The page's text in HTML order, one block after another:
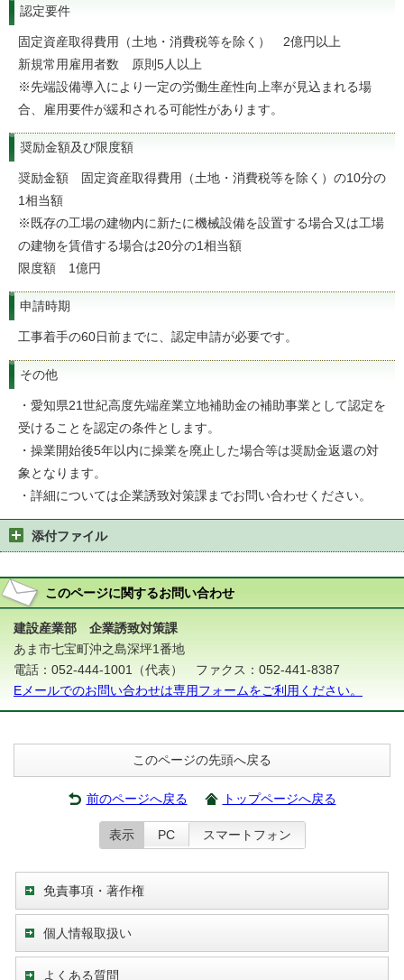
認定要件
固定資産取得費用（土地・消費税等を除く） 2億円以上
新規常用雇用者数 原則5人以上
※先端設備導入により一定の労働生産性向上率が見込まれる場
合、雇用要件が緩和される可能性があります。
奨励金額及び限度額
奨励金額 固定資産取得費用（土地・消費税等を除く）の10分の
1相当額
※既存の工場の建物内に新たに機械設備を設置する場合又は工場
の建物を賃借する場合は20分の1相当額
限度額 1億円
申請時期
工事着手の60日前までに、認定申請が必要です。
その他
・愛知県21世紀高度先端産業立地補助金の補助事業として認定を
受けることを認定の条件とします。
・操業開始後5年以内に操業を廃止した場合等は奨励金返還の対
象となります。
・詳細については企業誘致対策課までお問い合わせください。
添付ファイル
このページに関するお問い合わせ
建設産業部 企業誘致対策課
あま市七宝町沖之島深坪1番地
電話：052-444-1001（代表） ファクス：052-441-8387
Eメールでのお問い合わせは専用フォームをご利用ください。
このページの先頭へ戻る
前のページへ戻る トップページへ戻る
表示 PC スマートフォン
免責事項・著作権
個人情報取扱い
よくある質問